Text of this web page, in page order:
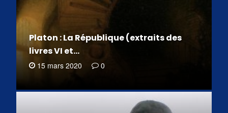
Platon : La République (extraits des
livres VI et…
15 mars 2020 0